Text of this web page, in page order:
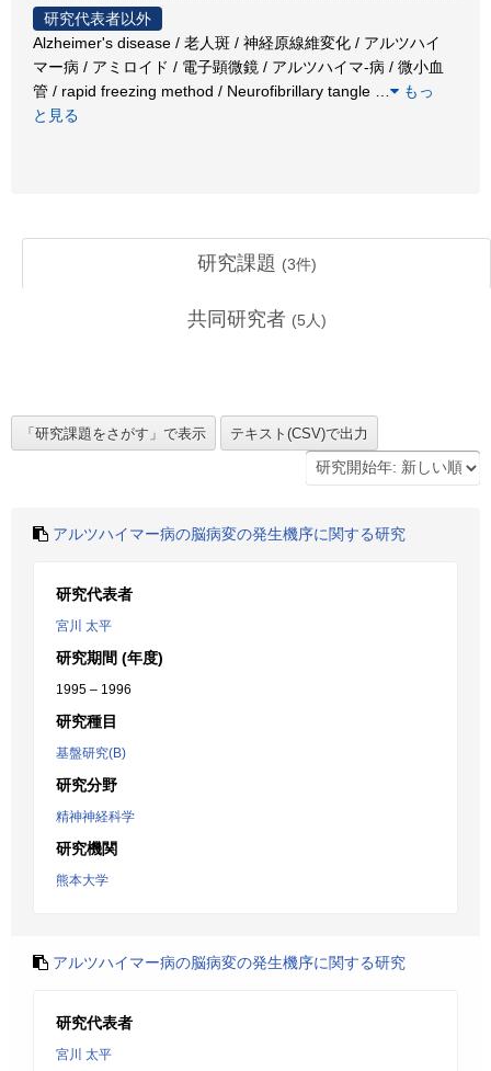
研究代表者以外
Alzheimer's disease / 老人斑 / 神経原線維変化 / アルツハイ
マー病 / アミロイド / 電子顕微鏡 / アルツハイマ-病 / 微小血
管 / rapid freezing method / Neurofibrillary tangle
もっ
と見る
研究課題 (3件)
共同研究者 (5 人)
アルツハイマー病の脳病変の発生機序に関する研究
研究代表者
宮川 太平
研究期間 (年度)
1995 – 1996
研究種目
基盤研究(B)
研究分野
精神神経科学
研究機関
熊本大学
アルツハイマー病の脳病変の発生機序に関する研究
研究代表者
宮川 太平